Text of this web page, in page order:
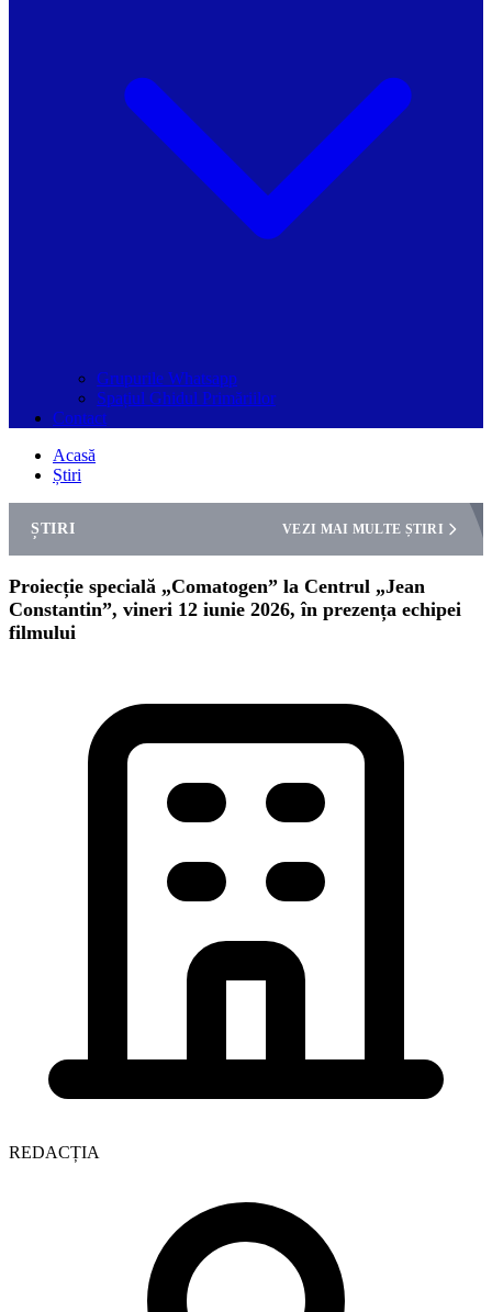
Grupurile Whatsapp
Spațiul Ghidul Primăriilor
Contact
Acasă
Știri
ȘTIRI VEZI MAI MULTE ȘTIRI
Proiecție specială „Comatogen” la Centrul „Jean
Constantin”, vineri 12 iunie 2026, în prezența echipei
filmului
REDACȚIA